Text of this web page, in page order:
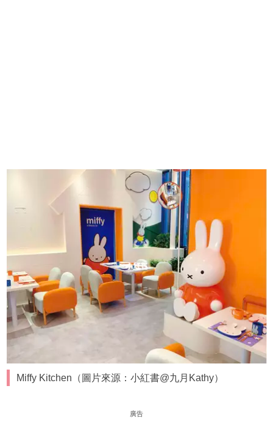
Miffy Kitchen（圖片來源：小紅書@九月Kathy）
廣告